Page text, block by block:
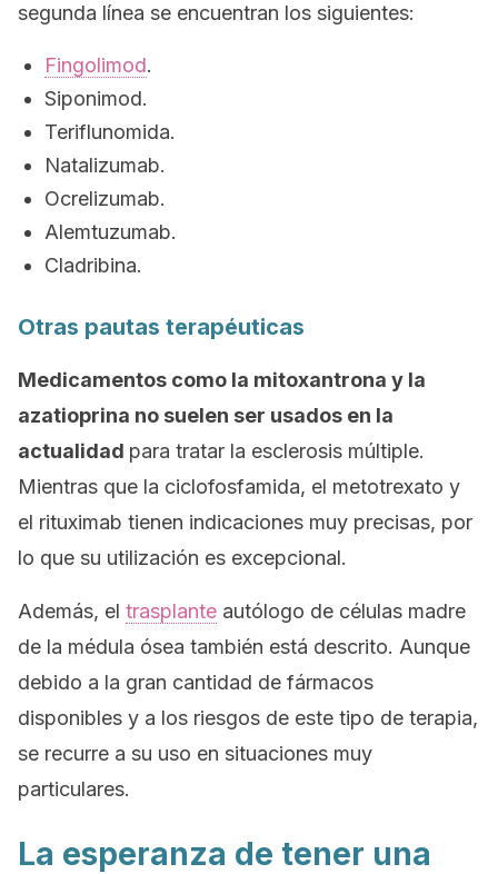
segunda línea se encuentran los siguientes:
Fingolimod.
Siponimod.
Teriflunomida.
Natalizumab.
Ocrelizumab.
Alemtuzumab.
Cladribina.
Otras pautas terapéuticas
Medicamentos como la mitoxantrona y la
azatioprina no suelen ser usados en la
actualidad para tratar la esclerosis múltiple.
Mientras que la ciclofosfamida, el metotrexato y
el rituximab tienen indicaciones muy precisas, por
lo que su utilización es excepcional.
Además, el trasplante autólogo de células madre
de la médula ósea también está descrito. Aunque
debido a la gran cantidad de fármacos
disponibles y a los riesgos de este tipo de terapia,
se recurre a su uso en situaciones muy
particulares.
La esperanza de tener una